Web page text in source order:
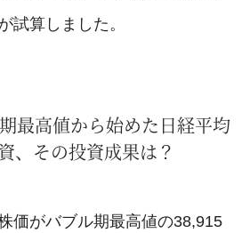
試算しました。
最高値から始めた日経平均
、その投資成果は？
価がバブル期最高値の38,915